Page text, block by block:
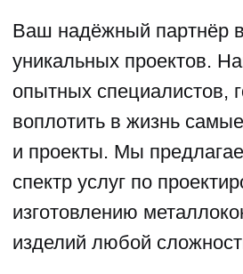
РАБОТ